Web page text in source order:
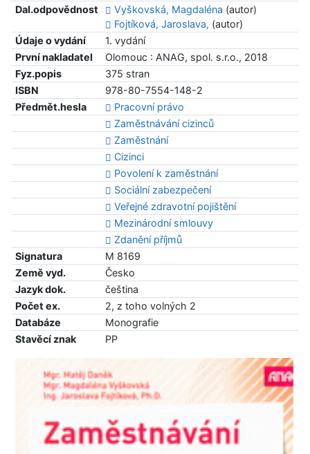
Dal.odpovědnost
Vyškovská, Magdaléna (autor)
Fojtíková, Jaroslava, (autor)
Údaje o vydání
1. vydání
První nakladatel
Olomouc : ANAG, spol. s.r.o., 2018
Fyz.popis
375 stran
ISBN
978-80-7554-148-2
Předmět.hesla
Pracovní právo
Zaměstnávání cizinců
Zaměstnání
Cizinci
Povolení k zaměstnání
Sociální zabezpečení
Veřejné zdravotní pojištění
Mezinárodní smlouvy
Zdanění příjmů
Signatura
M 8169
Země vyd.
Česko
Jazyk dok.
čeština
Počet ex.
2, z toho volných 2
Databáze
Monografie
Stavěcí znak
PP